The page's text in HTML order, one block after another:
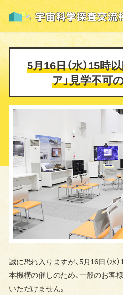
5月16日（水）15時
ア」見学不可
誠に恐れ入りますが、5月16日（水）
本機構の催しのため、一般のお客
いただけません。